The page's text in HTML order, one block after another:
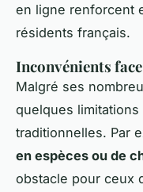
en ligne renforcent
résidents français.
Inconvénients
Malgré ses
quelques
traditionnelles. Par
en espèces ou de
obstacle pour ceux